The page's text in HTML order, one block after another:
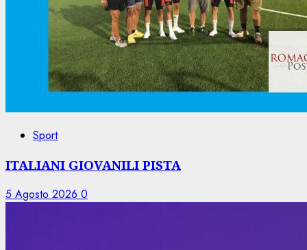
Sport
ITALIANI GIOVANILI PISTA
5 Agosto 2026 0